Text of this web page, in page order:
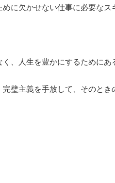
に欠かせない仕事に必要なス
、人生を豊かにするためにあ
璧主義を手放して、そのとき